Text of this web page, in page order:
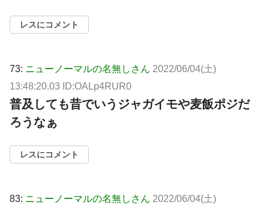
レスにコメント
73: ニューノーマルの名無しさん 2022/06/04(土)
13:48:20.03 ID:OALp4RUR0
普及しても昔でいうジャガイモや麦飯ポジだ
ろうなぁ
レスにコメント
83: ニューノーマルの名無しさん 2022/06/04(土)